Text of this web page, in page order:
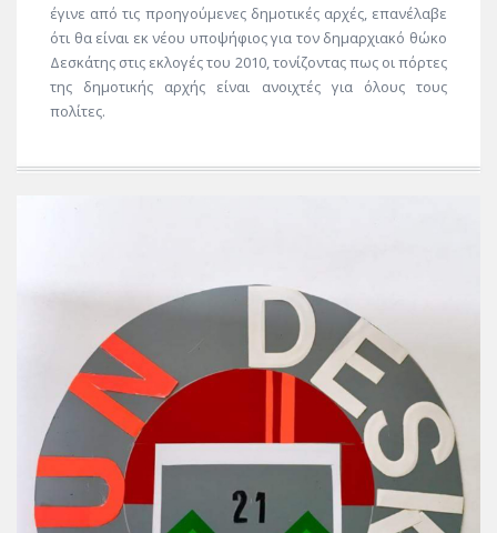
έγινε από τις προηγούμενες δημοτικές αρχές, επανέλαβε
ότι θα είναι εκ νέου υποψήφιος για τον δημαρχιακό θώκο
Δεσκάτης στις εκλογές του 2010, τονίζοντας πως οι πόρτες
της δημοτικής αρχής είναι ανοιχτές για όλους τους
πολίτες.